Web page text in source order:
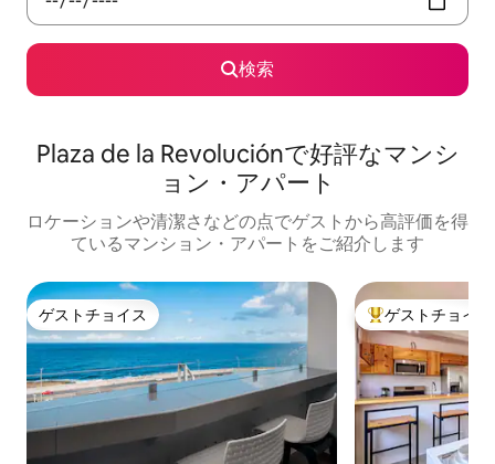
検索
Plaza de la Revoluciónで好評なマンシ
ョン・アパート
ロケーションや清潔さなどの点でゲストから高評価を得
ているマンション・アパートをご紹介します
ゲストチョイス
ゲストチョイス 大好評のゲスト
ゲストチョイス